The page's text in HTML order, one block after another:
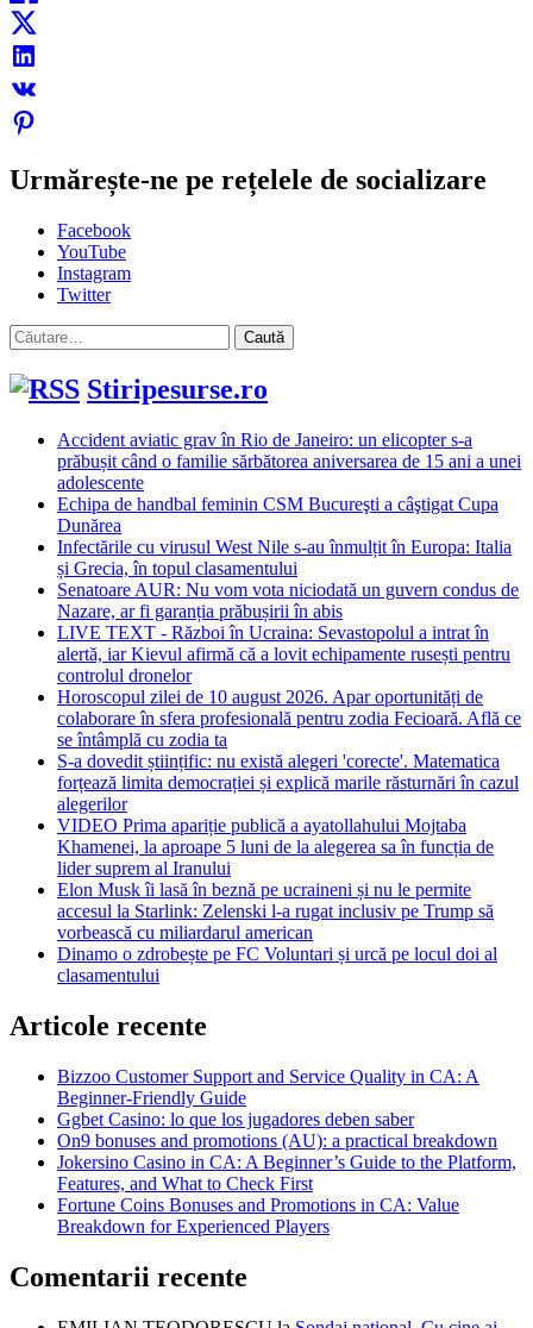
Urmărește-ne pe rețelele de socializare
Facebook
YouTube
Instagram
Twitter
Caută
după:
Stiripesurse.ro
Accident aviatic grav în Rio de Janeiro: un elicopter s-a
prăbușit când o familie sărbătorea aniversarea de 15 ani a unei
adolescente
Echipa de handbal feminin CSM Bucureşti a câştigat Cupa
Dunărea
Infectările cu virusul West Nile s-au înmulțit în Europa: Italia
și Grecia, în topul clasamentului
Senatoare AUR: Nu vom vota niciodată un guvern condus de
Nazare, ar fi garanția prăbușirii în abis
LIVE TEXT - Război în Ucraina: Sevastopolul a intrat în
alertă, iar Kievul afirmă că a lovit echipamente rusești pentru
controlul dronelor
Horoscopul zilei de 10 august 2026. Apar oportunități de
colaborare în sfera profesională pentru zodia Fecioară. Află ce
se întâmplă cu zodia ta
S-a dovedit științific: nu există alegeri 'corecte'. Matematica
forțează limita democrației și explică marile răsturnări în cazul
alegerilor
VIDEO Prima apariție publică a ayatollahului Mojtaba
Khamenei, la aproape 5 luni de la alegerea sa în funcția de
lider suprem al Iranului
Elon Musk îi lasă în beznă pe ucraineni și nu le permite
accesul la Starlink: Zelenski l-a rugat inclusiv pe Trump să
vorbească cu miliardarul american
Dinamo o zdrobește pe FC Voluntari și urcă pe locul doi al
clasamentului
Articole recente
Bizzoo Customer Support and Service Quality in CA: A
Beginner-Friendly Guide
Ggbet Casino: lo que los jugadores deben saber
On9 bonuses and promotions (AU): a practical breakdown
Jokersino Casino in CA: A Beginner’s Guide to the Platform,
Features, and What to Check First
Fortune Coins Bonuses and Promotions in CA: Value
Breakdown for Experienced Players
Comentarii recente